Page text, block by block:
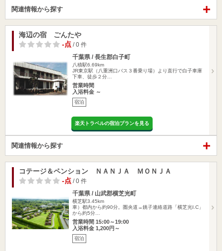
関連情報から探す
海辺の宿 ごんたや
-点 / 0 件
千葉県 / 長生郡白子町
八積駅6.69km
JR東京駅（八重洲口バス３番乗り場）より直行で白子車庫
下車、徒歩２分…
営業時間
入浴料金 ～
宿泊
楽天トラベルの宿泊プランを見る
関連情報から探す
コテージ＆ペンション ＮＡＮＪＡ ＭＯＮＪＡ
-点 / 0 件
千葉県 / 山武郡横芝光町
横芝駅3.45km
車）都内から約90分。圏央道→銚子連絡道路「横芝光I.C」
から約5分…
営業時間 15:00～19:00
入浴料金 1,200円～
宿泊